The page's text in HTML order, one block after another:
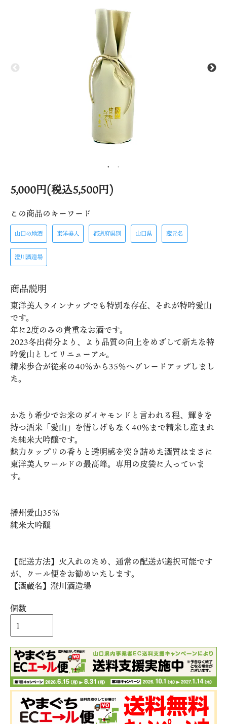
5,000円(税込5,500円)
この商品のキーワード
山口の地酒 東洋美人 都道府県別 山口県 蔵元名
澄川酒造場
商品説明
東洋美人ラインナップでも特別な存在、それが特吟愛山
です。
年に2度のみの貴重なお酒です。
2023冬出荷分より、より品質の向上をめざして新たな特
吟愛山としてリニューアル。
精米歩合が従来の40％から35％へグレードアップしまし
た。
かなり希少でお米のダイヤモンドと言われる程、輝きを
持つ酒米「愛山」を惜しげもなく40％まで精米し産まれ
た純米大吟醸です。
魅力タップリの香りと透明感を突き詰めた酒質はまさに
東洋美人ワールドの最高峰。専用の皮袋に入っていま
す。
播州愛山35％
純米大吟醸
【配送方法】火入れのため、通常の配送が選択可能です
が、クール便をお勧めいたします。
【酒蔵名】澄川酒造場
個数